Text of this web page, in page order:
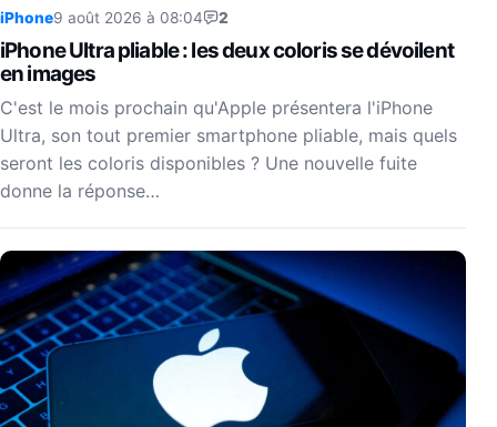
iPhone9 août 2026 à 08:04 2
iPhone Ultra pliable : les deux coloris se dévoilent
en images
C'est le mois prochain qu'Apple présentera l'iPhone
Ultra, son tout premier smartphone pliable, mais quels
seront les coloris disponibles ? Une nouvelle fuite
donne la réponse…